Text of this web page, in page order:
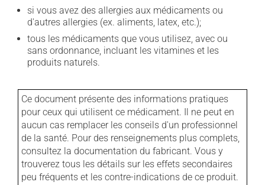
si vous avez des allergies aux médicaments ou
d'autres allergies (ex. aliments, latex, etc.);
tous les médicaments que vous utilisez, avec ou
sans ordonnance, incluant les vitamines et les
produits naturels.
Ce document présente des informations pratiques
pour ceux qui utilisent ce médicament. Il ne peut en
aucun cas remplacer les conseils d'un professionnel
de la santé. Pour des renseignements plus complets,
consultez la documentation du fabricant. Vous y
trouverez tous les détails sur les effets secondaires
peu fréquents et les contre-indications de ce produit.